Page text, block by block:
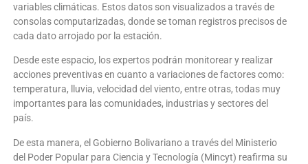
variables climáticas. Estos datos son visualizados a través de
consolas computarizadas, donde se toman registros precisos de
cada dato arrojado por la estación.
Desde este espacio, los expertos podrán monitorear y realizar
acciones preventivas en cuanto a variaciones de factores como:
temperatura, lluvia, velocidad del viento, entre otras, todas muy
importantes para las comunidades, industrias y sectores del
país.
De esta manera, el Gobierno Bolivariano a través del Ministerio
del Poder Popular para Ciencia y Tecnología (Mincyt) reafirma su